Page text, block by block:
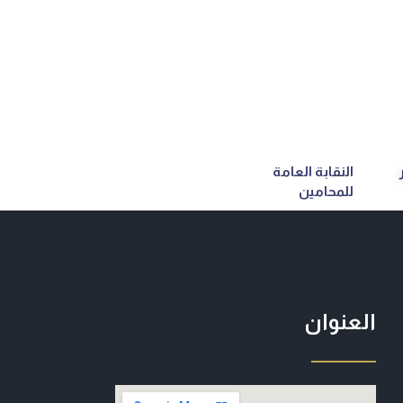
النقابة العامة
للمحامين
العنوان